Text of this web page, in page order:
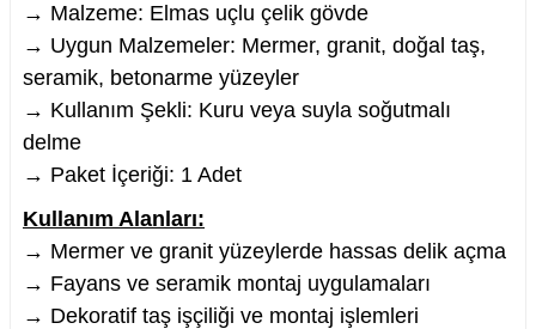
ve Lehim Teli
→ Malzeme: Elmas uçlu çelik gövde
→ Uygun Malzemeler: Mermer, granit, doğal taş,
seramik, betonarme yüzeyler
→ Kullanım Şekli: Kuru veya suyla soğutmalı
delme
→ Paket İçeriği: 1 Adet
Kullanım Alanları:
→ Mermer ve granit yüzeylerde hassas delik açma
→ Fayans ve seramik montaj uygulamaları
→ Dekoratif taş işçiliği ve montaj işlemleri